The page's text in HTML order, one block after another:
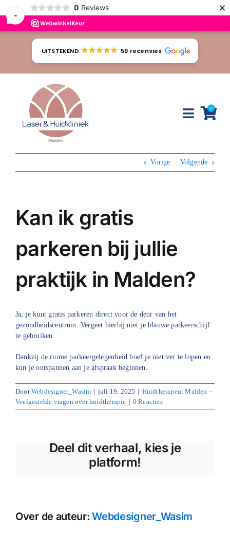
-
0 Reviews ×
UITSTEKEND 59 recensies
Toggle
Blog
Over ons
Afspraak maken
0
Vorige Volgende
Kan ik gratis
parkeren bij jullie
praktijk in Malden?
Ja, je kunt gratis parkeren direct voor de deur van het
gezondheidscentrum. Vergeet hierbij niet je blauwe parkeerschijf
te gebruiken.
Dankzij de ruime parkeergelegenheid hoef je niet ver te lopen en
kun je ontspannen aan je afspraak beginnen.
DoorWebdesigner_Wasim | juli 19, 2025 | Huidtherapeut Malden –
Veelgestelde vragen over huidtherapie | 0 Reacties
Deel dit verhaal, kies je
platform!
Over de auteur:Webdesigner_Wasim